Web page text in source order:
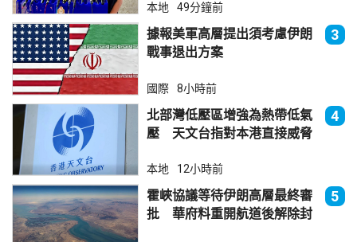
本地 49分鐘前
據報美軍高層提出須考慮伊朗
戰事退出方案
3
國際 8小時前
北部灣低壓區增強為熱帶低氣
壓 天文台指對本港直接威脅
4
本地 12小時前
霍峽協議等待伊朗高層最終審
批 華府料重開航道後解除封
5